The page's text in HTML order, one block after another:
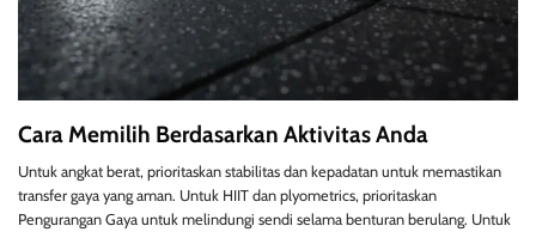
Cara Memilih Berdasarkan Aktivitas Anda
Untuk angkat berat, prioritaskan stabilitas dan kepadatan untuk memastikan
transfer gaya yang aman. Untuk HIIT dan plyometrics, prioritaskan
Pengurangan Gaya untuk melindungi sendi selama benturan berulang. Untuk